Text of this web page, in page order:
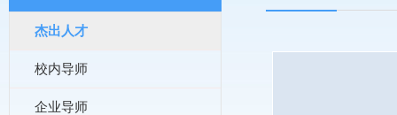
杰出人才
校内导师
企业导师